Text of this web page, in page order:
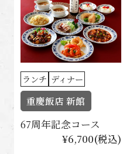
ランチ ディナー
重慶飯店 新館
67周年記念コース
¥6,700(税込)